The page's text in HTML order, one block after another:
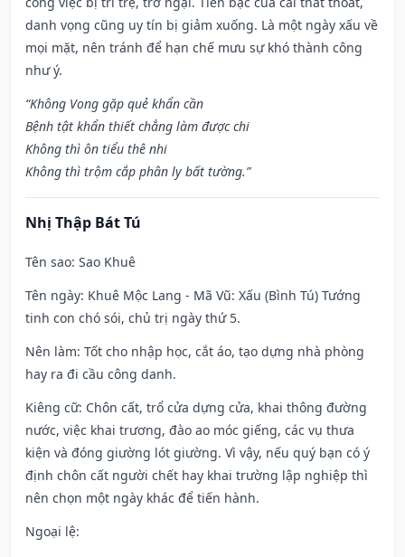
danh vọng cũng uy tín bị giảm xuống. Là một ngày xấu về
mọi mặt, nên tránh để hạn chế mưu sự khó thành công
như ý.
“Không Vong gặp quẻ khẩn cần
Bệnh tật khẩn thiết chẳng làm được chi
Không thì ôn tiểu thê nhi
Không thì trộm cắp phân ly bất tường.”
Nhị Thập Bát Tú
Tên sao: Sao Khuê
Tên ngày: Khuê Mộc Lang - Mã Vũ: Xấu (Bình Tú) Tướng
tinh con chó sói, chủ trị ngày thứ 5.
Nên làm: Tốt cho nhập học, cắt áo, tạo dựng nhà phòng
hay ra đi cầu công danh.
Kiêng cữ: Chôn cất, trổ cửa dựng cửa, khai thông đường
nước, việc khai trương, đào ao móc giếng, các vụ thưa
kiện và đóng giường lót giường. Vì vậy, nếu quý bạn có ý
định chôn cất người chết hay khai trường lập nghiệp thì
nên chọn một ngày khác để tiến hành.
Ngoại lệ: